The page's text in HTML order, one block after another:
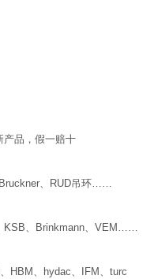
产品，假一赔十
、RUD吊环……
KSB、Brinkmann、VEM……
HBM、hydac、IFM、turc